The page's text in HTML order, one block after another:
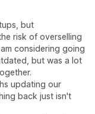
but
risk of overselling
considering going
but was a lot
updating our
back just isn't